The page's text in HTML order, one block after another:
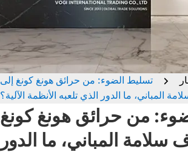
تسليط الضوء: من حرائق هونغ كونغ إلى
المباني، ما الدور الذي تلعبه الأنظمة الآلية؟
من حرائق هونغ كونغ
سلامة المباني، ما الدور